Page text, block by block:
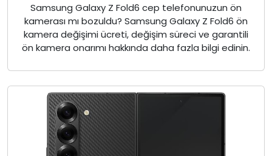
Samsung Galaxy Z Fold6 cep telefonunuzun ön
kamerası mı bozuldu? Samsung Galaxy Z Fold6 ön
kamera değişimi ücreti, değişim süreci ve garantili
ön kamera onarımı hakkında daha fazla bilgi edinin.